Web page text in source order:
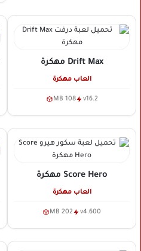
Drift Max مهكرة
العاب مهكرة
v16.2
108 MB
Score Hero مهكرة
العاب مهكرة
v4.600
202 MB